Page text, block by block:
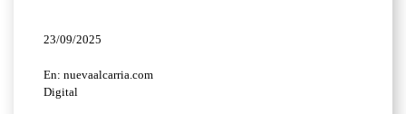
23/09/2025
En: nuevaalcarria.com
Digital